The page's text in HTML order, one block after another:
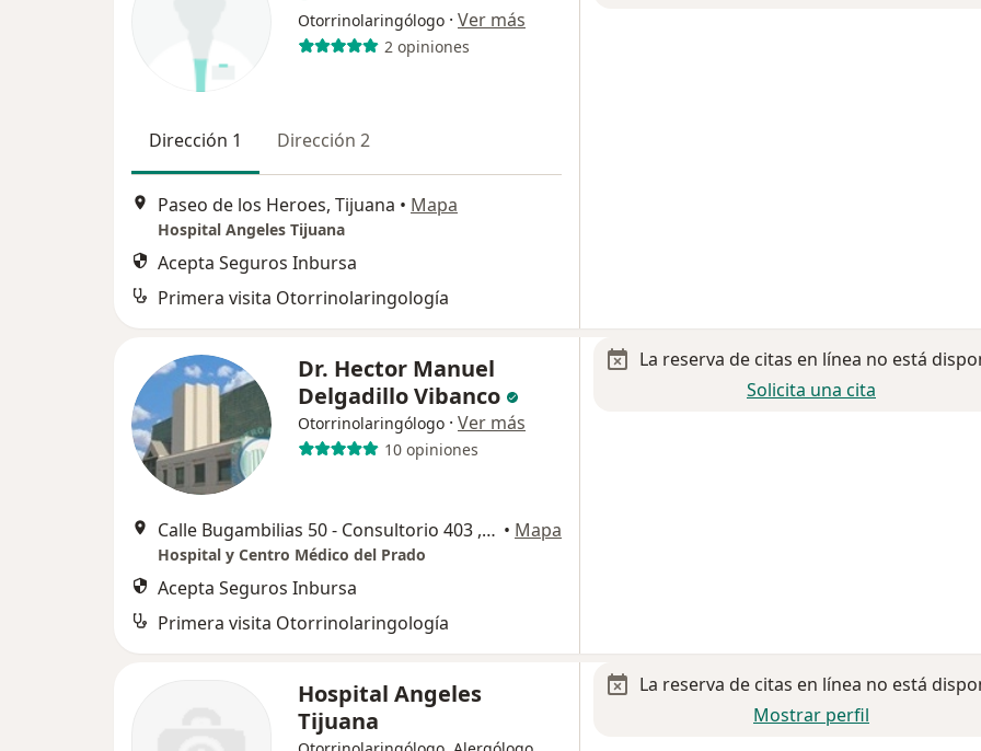
Otorrinolaringólogo · Ver más
2 opiniones
Dirección 1 Dirección 2
Paseo de los Heroes, Tijuana • Mapa
Hospital Angeles Tijuana
Acepta Seguros Inbursa
Primera visita Otorrinolaringología
Dr. Hector Manuel
Delgadillo Vibanco
Otorrinolaringólogo · Ver más
10 opiniones
Calle Bugambilias 50 - Consultorio 403 , Fraccionamiento del prado, Tijuana • Mapa
Hospital y Centro Médico del Prado
Acepta Seguros Inbursa
Primera visita Otorrinolaringología
La reserva de citas en línea no está
Solicita una cita
Hospital Angeles
Tijuana
La reserva de citas en línea no está
Mostrar perfil